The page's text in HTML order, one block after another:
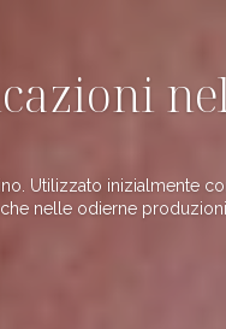
Utilizzato inizialmente
nelle odierne produzioni